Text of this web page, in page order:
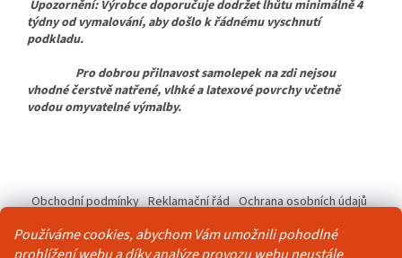
Používáme cookies, abychom Vám umožnili pohodlné
Upozornění: Výrobce doporučuje dodržet lhůtu minimálně 4
týdny od vymalování, aby došlo k řádnému vyschnutí
podkladu.
Pro dobrou přilnavost samolepek na zdi nejsou
vhodné čerstvě natřené, vlhké a latexové povrchy včetně
vodou omyvatelné výmalby.
p
Obchodní podmínky Reklamační řád Ochrana osobních údajů